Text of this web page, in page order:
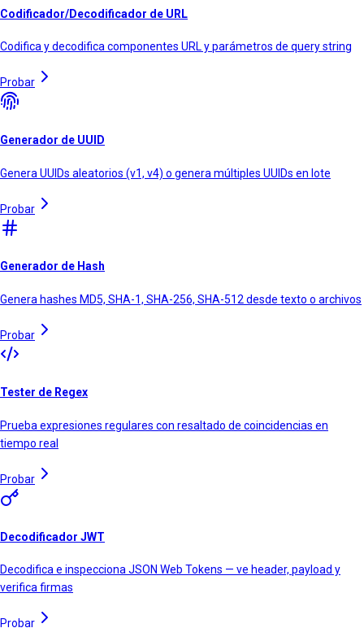
Codificador/Decodificador de URL
Codifica y decodifica componentes URL y parámetros de query string
Probar
Generador de UUID
Genera UUIDs aleatorios (v1, v4) o genera múltiples UUIDs en lote
Probar
Generador de Hash
Genera hashes MD5, SHA-1, SHA-256, SHA-512 desde texto o archivos
Probar
Tester de Regex
Prueba expresiones regulares con resaltado de coincidencias en
tiempo real
Probar
Decodificador JWT
Decodifica e inspecciona JSON Web Tokens — ve header, payload y
verifica firmas
Probar